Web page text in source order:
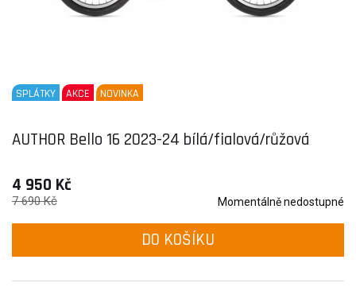
SPLÁTKY AKCE NOVINKA
AUTHOR Bello 16 2023-24 bílá/fialová/růžová
4 950 Kč
Momentálně nedostupné
7 690 Kč
DO KOŠÍKU